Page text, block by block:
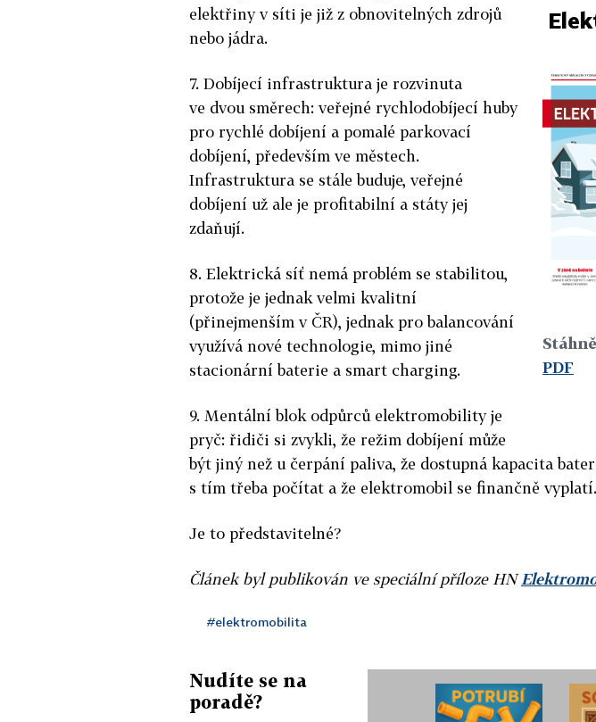
PDF
elektřiny v síti je již z obnovitelných zdrojů
nebo jádra.
7. Dobíjecí infrastruktura je rozvinuta
ve dvou směrech: veřejné rychlodobíjecí huby
pro rychlé dobíjení a pomalé parkovací
dobíjení, především ve městech.
Infrastruktura se stále buduje, veřejné
dobíjení už ale je profitabilní a státy jej
zdaňují.
8. Elektrická síť nemá problém se stabilitou,
protože je jednak velmi kvalitní
(přinejmenším v ČR), jednak pro balancování
využívá nové technologie, mimo jiné
stacionární baterie a smart charging.
9. Mentální blok odpůrců elektromobility je
pryč: řidiči si zvykli, že režim dobíjení může
být jiný než u čerpání paliva, že dostupná kapacita
s tím třeba počítat a že elektromobil se finančně vyplatí.
Je to představitelné?
Článek byl publikován ve speciální příloze HN
#elektromobilita
Nudíte se na
poradě?